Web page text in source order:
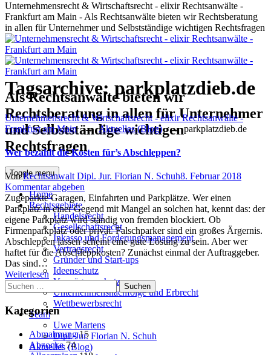
Unternehmensrecht & Wirtschaftsrecht - elixir Rechtsanwälte -
Frankfurt am Main - Als Rechtsanwälte bieten wir Rechtsberatung
in allen für Unternehmer und Selbstständige wichtigen Rechtsfragen
Als Rechtsanwälte bieten wir
Rechtsberatung in allen für Unternehmer
und Selbstständige wichtigen
Rechtsfragen
Toggle menu
Home
Rechtsgebiete
Handelsrecht
Gesellschaftsrecht
Inkasso und Forderungsmanagement
Vertragsrecht
Gründer und Start-ups
Ideenschutz
Vermögensschutz
Unternehmensnachfolge und Erbrecht
Wettbewerbsrecht
Team
Uwe Martens
Dipl. Jur. Florian N. Schuh
Aktuelles (Blog)
Tagsarchive:parkplatzdieb.de
Unternehmensrecht & Wirtschaftsrecht - elixir Rechtsanwälte -
Frankfurt am Main →Aktuelles (Blog)→parkplatzdieb.de
Wer bezahlt die Kosten für’s Abschleppen?
Author
VonRechtsanwalt Dipl. Jur. Florian N. SchuhPosted
8. Februar 2018
Kommentar abgeben
Zugeparkte Garagen, Einfahrten und Parkplätze. Wer einen
Parkplatz in einer Gegend mit Mangel an solchen hat, kennt das: der
eigene Parkplatz wird ständig von fremden blockiert. Ob
Firmenparkplatz oder privat. Falschparker sind ein großes Ärgernis.
Abschleppen lassen scheint eine gute Lösung zu sein. Aber wer
haftet für die Abschleppkosten? Zunächst einmal der Auftraggeber.
Das sind…
Weiterlesen
Suchen
nach:
Kategorien
Abmahnung 15
Abzocke 74